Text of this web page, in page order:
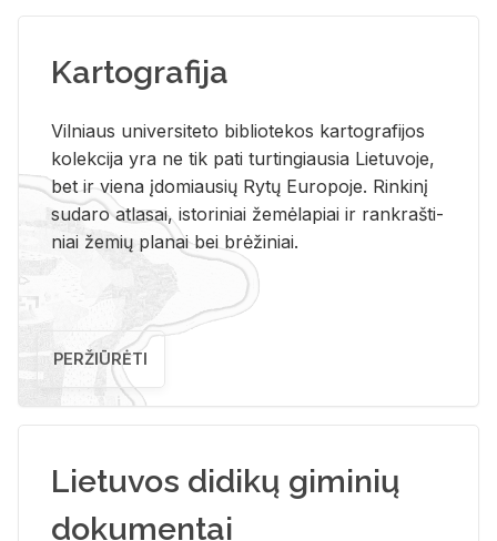
Kartografija
Vil­niaus uni­ver­si­te­to bi­b­lio­te­kos kar­to­gra­fi­jos
ko­lek­ci­ja yra ne tik pati tur­tin­giau­sia Lie­tu­vo­je,
bet ir vie­na įdo­miau­sių Rytų Eu­ro­po­je. Rin­ki­nį
su­da­ro at­la­sai, is­to­ri­niai že­mė­la­piai ir rank­raš­ti­
niai že­mių pla­nai bei brė­ži­niai.
PERŽIŪRĖTI
Lietuvos didikų giminių
dokumentai